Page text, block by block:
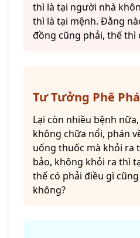
thì là tại người nhà
thì là tại mệnh. Đằng
đồng cũng phải, thế thì
Tư Tưởng Phê
Lại còn nhiều bệnh
không chữa nổi, phán
uống thuốc mà khỏi ra
bảo, không khỏi ra thì
thế có phải điều gì
không?